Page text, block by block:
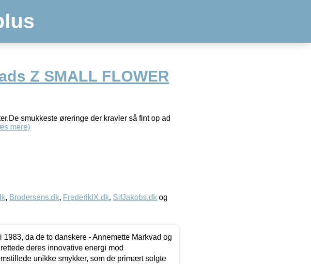
Z SMALL FLOWER
smukkeste øreringe der kravler så fint op ad
mere)
, Brodersens.dk, FrederikIX.dk, SifJakobs.dk og
1983, da de to danskere - Annemette Markvad og
deres innovative energi mod
unikke smykker, som de primært solgte